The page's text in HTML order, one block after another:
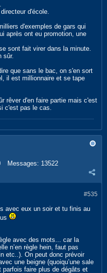
d'école.
d'exemples de gars qui
après ont eu promotion, une
sont fait virer dans la minute.
sûr.
que sans le bac, on s'en sort
il est millionnaire et se tape
rêver d'en faire partie mais c'est
c'est pas le cas.
Messages: 13522
#535
avec eux un soir et tu finis au
avec des mots... car la
n’en règle hein, faut pas
etc..). On peut donc prévoir
une beigne (quoiqu’une sale
parfois faire plus de dégâts et